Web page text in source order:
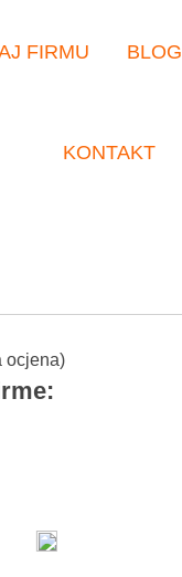
FIRMU BLOG
KONTAKT
ocjena)